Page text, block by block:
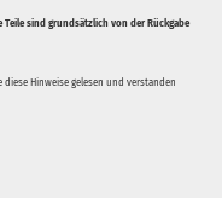
sind grundsätzlich von der Rückgabe
Hinweise gelesen und verstanden